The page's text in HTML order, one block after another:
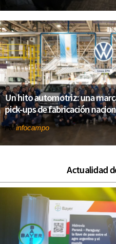
Un hito automotriz: una
pick-ups de fabricación
Por infocampo
Actualidad